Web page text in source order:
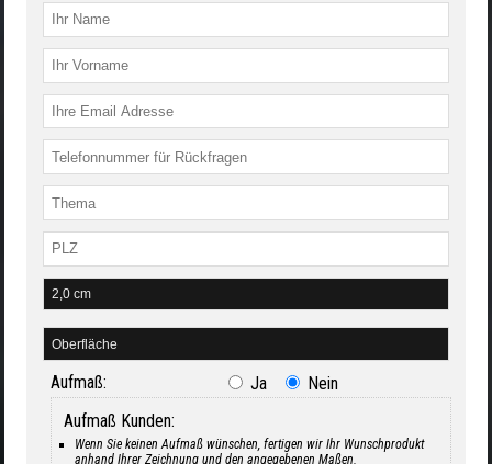
Aufmaß: Ja
Nein
Aufmaß Kunden:
Wenn Sie keinen Aufmaß wünschen, fertigen wir Ihr Wunschprodukt
anhand Ihrer Zeichnung und den angegebenen Maßen.